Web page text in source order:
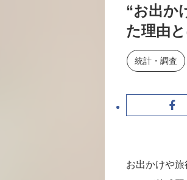
“お出か
た理由
統計・調査
お出かけや